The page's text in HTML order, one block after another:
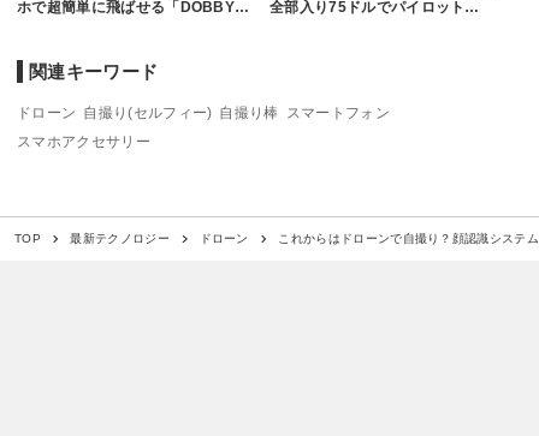
ホで超簡単に飛ばせる「DOBBY…
全部入り75ドルでパイロット…
関連キーワード
ドローン 自撮り(セルフィー) 自撮り棒
スマートフォン
スマホアクセサリー
TOP 最新テクノロジー ドローン これからはドローンで自撮り？顔認識システ